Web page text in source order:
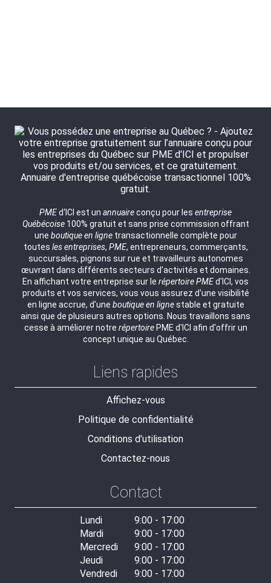
PMEd'ICI est un annuaireconçu pour les entreprise
Québécoise100% gratuit et sans prise commission offrant
une boutique en lignetransactionnelle complète pour
toutes les entreprises, PME, entrepreneurs, commerçants,
succursales, pignons sur rue et travailleurs autonomes
œuvrant dans différents secteurs d’activités et domaines.
En affichant votre entreprise sur le répertoirePMEd'ICI, vos
produits et vos services, vous vous assurez d'une visibilité
en ligne accrue, d'une boutique en lignestable et gratuite
ainsi que de plusieurs autres options. Nous travaillons sans
cesse à améliorer notre répertoirePME d'ICI afin d'offrir un
concept unique au Québec.
Liens rapides
Affichez-vous
Politique de confidentialité
Conditions d'utilisation
Contactez-nous
Contact
Lundi
9:00 - 17:00
Mardi
9:00 - 17:00
Mercredi
9:00 - 17:00
Jeudi
9:00 - 17:00
Vendredi
9:00 - 17:00